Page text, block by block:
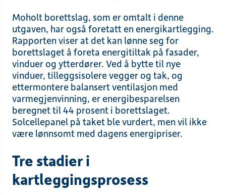
Moholt borettslag, som er omtalt i denne
utgaven, har også foretatt en energikartlegging.
Rapporten viser at det kan lønne seg for
borettslaget å foreta energitiltak på fasader,
vinduer og ytterdører. Ved å bytte til nye
vinduer, tilleggsisolere vegger og tak, og
ettermontere balansert ventilasjon med
varmegjenvinning, er energibesparelsen
beregnet til 44 prosent i borettslaget.
Solcellepanel på taket ble vurdert, men vil ikke
være lønnsomt med dagens energipriser.
Tre stadier i
kartleggingsprosess